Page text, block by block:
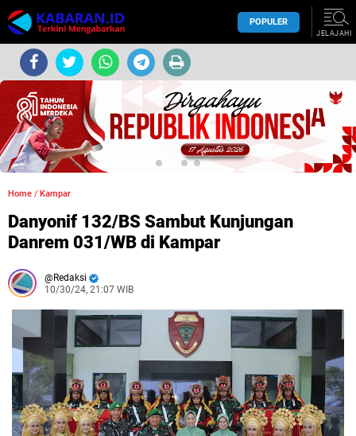
POPULER
JELAJAHI
Home / Kampar
Danyonif 132/BS Sambut Kunjungan
Danrem 031/WB di Kampar
Redaksi
10/30/24, 21:07 WIB